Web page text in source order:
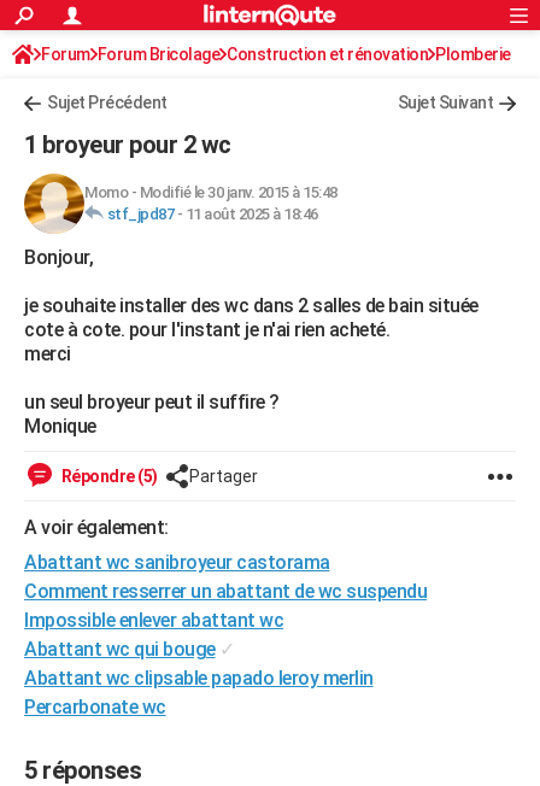
ACTUALITÉS
Politique
Société
Faits Divers
Education
Monde
Villes
+
FINANCE
Retraite
Impôts
Epargne
Immobilier
Risques naturels par ville
Banque
Assurance
Crédit
AUTO
Essais
Réserver un essai
Citadines
Berlines
SUV
Forum auto
+HIGH-TECH
Mobiles
Meilleur smartphone
Internet
Ordinateurs
Jeux vidéo
Guide high-tech
+BRICOLAGE
Forum
Aménagement intérieur
Extérieur
Cuisine
Salle de bains
Jardinage
Rangement
Guides de France
Escapades
Patrimoine
Expositions
Musées
Week-end nature
+LIFESTYLE
Art de vivre
Bien-être
Loisirs
Mode
Modes de vie
SANTE
VOYAGE
Destinations
City break
Voyage nature
Voyage de noces
Forum
Climat
+PHOTO
GUIDES D'ACHAT
BONS PLANS
CARTE DE VOEUX
Carte de Noël
Carte Bonne année
Carte Saint-Valentin
Carte Pâques
Carte d'anniversaire
DICTIONNAIRE
Rechercher
S'inscrire
Connexion
Forum Forum Bricolage Construction et rénovation Plomberie
Sujet Précédent Sujet Suivant
1 broyeur pour 2 wc
Momo- Modifié le 30 janv. 2015 à 15:48
stf_jpd87- 11 août 2025 à 18:46
Bonjour,
je souhaite installer des wc dans 2 salles de bain située
cote à cote. pour l'instant je n'ai rien acheté.
merci
un seul broyeur peut il suffire ?
Monique
Répondre (5) Partager
A voir également:
Abattant wc sanibroyeur castorama
Comment resserrer un abattant de wc suspendu
Impossible enlever abattant wc
Abattant wc qui bouge ✓
Abattant wc clipsable papado leroy merlin
Percarbonate wc
5 réponses